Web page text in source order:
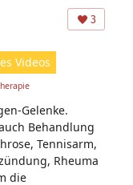
ic
3
Videos
Gelenke.
Behandlung
Tennisarm,
Rheuma
die